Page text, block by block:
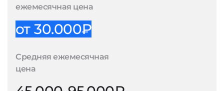
ежемесячная цена
от 30.000₽
Средняя ежемесячная
цена